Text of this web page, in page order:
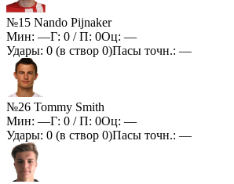
№15 Nando Pijnaker
Мин: —Г: 0 / П: 0Оц: —
Удары: 0 (в створ 0)Пасы точн.: —
№26 Tommy Smith
Мин: —Г: 0 / П: 0Оц: —
Удары: 0 (в створ 0)Пасы точн.: —